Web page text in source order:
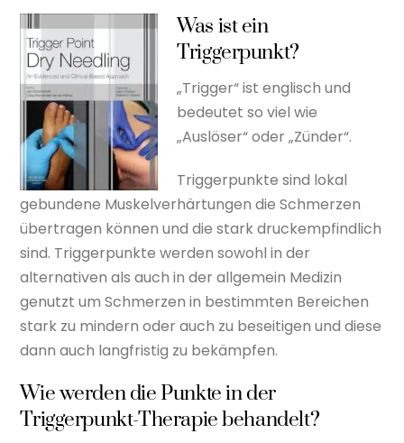
Was ist ein
Triggerpunkt?
„Trigger“ ist englisch und
bedeutet so viel wie
„Auslöser“ oder „Zünder“.
Triggerpunkte sind lokal
gebundene Muskelverhärtungen die Schmerzen
übertragen können und die stark druckempfindlich
sind. Triggerpunkte werden sowohl in der
alternativen als auch in der allgemein Medizin
genutzt um Schmerzen in bestimmten Bereichen
stark zu mindern oder auch zu beseitigen und diese
dann auch langfristig zu bekämpfen.
Wie werden die Punkte in der
Triggerpunkt-Therapie behandelt?